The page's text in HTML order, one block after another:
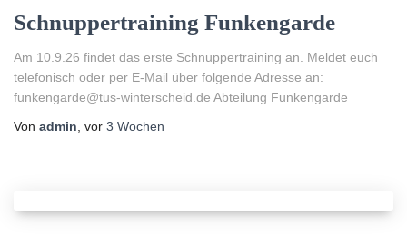
Schnuppertraining Funkengarde
Am 10.9.26 findet das erste Schnuppertraining an. Meldet euch
telefonisch oder per E-Mail über folgende Adresse an:
funkengarde@tus-winterscheid.de Abteilung Funkengarde
Von admin , vor 3 Wochen